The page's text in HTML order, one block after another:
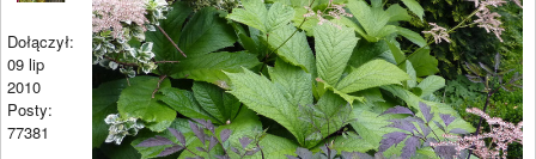
Dołączył:
09 lip
2010
Posty:
77381